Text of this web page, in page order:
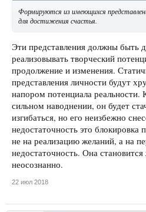
Формируются из имеющихся
для достижения счастья.
Эти представления должны быть
реализовывать творческий
продолжение и изменения.
представления личности будут
напором потенциала
сильном наводнении, он будет
изгибаться, но его неизбежно
недостаточность это блокировка
не на реализацию желаний, а на
недостаточность. Она
неосознанно.
22 июл 2018